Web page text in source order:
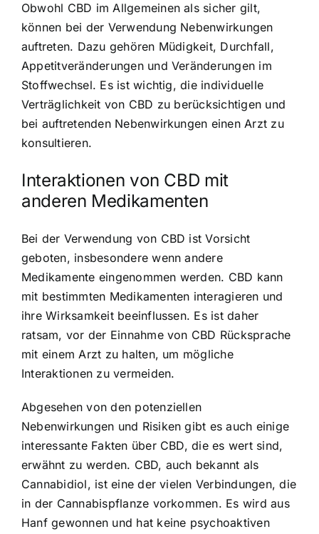
Obwohl CBD im Allgemeinen als sicher gilt,
können bei der Verwendung Nebenwirkungen
auftreten. Dazu gehören Müdigkeit, Durchfall,
Appetitveränderungen und Veränderungen im
Stoffwechsel. Es ist wichtig, die individuelle
Verträglichkeit von CBD zu berücksichtigen und
bei auftretenden Nebenwirkungen einen Arzt zu
konsultieren.
Interaktionen von CBD mit
anderen Medikamenten
Bei der Verwendung von CBD ist Vorsicht
geboten, insbesondere wenn andere
Medikamente eingenommen werden. CBD kann
mit bestimmten Medikamenten interagieren und
ihre Wirksamkeit beeinflussen. Es ist daher
ratsam, vor der Einnahme von CBD Rücksprache
mit einem Arzt zu halten, um mögliche
Interaktionen zu vermeiden.
Abgesehen von den potenziellen
Nebenwirkungen und Risiken gibt es auch einige
interessante Fakten über CBD, die es wert sind,
erwähnt zu werden. CBD, auch bekannt als
Cannabidiol, ist eine der vielen Verbindungen, die
in der Cannabispflanze vorkommen. Es wird aus
Hanf gewonnen und hat keine psychoaktiven